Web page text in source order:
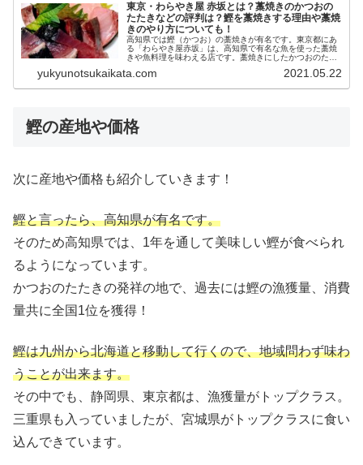
東京・わらやき屋 赤坂とは？藁焼きのかつおの
たたきなどの評判は？鰹を藁焼きする理由や藁焼
きのやり方についても！
高知県では鰹（かつお）の藁焼きが有名です。東京都にあ
る「わらやき屋赤坂」は、高知県で有名な魚を使った藁焼
きや魚料理を味わえる店です。藁焼きにしたかつおのたた
評判は良好です。鰹を藁焼きすると...
yukyunotsukaikata.com 2021.05.22
鰹の産地や価格
次に産地や価格も紹介していきます！
鰹と言ったら、高知県が有名です。
そのため高知県では、1年を通して美味しい鰹が食べられ
るようになっています。
かつおのたたきの発祥の地で、過去には鰹の漁獲量、消費
量共に全国1位を獲得！
鰹は九州から北海道と移動して行くので、地域問わず味わ
うことが出来ます。
その中でも、静岡県、東京都は、漁獲量がトップクラス。
三重県も入っていましたが、宮城県がトップクラスに食い
込んできています。